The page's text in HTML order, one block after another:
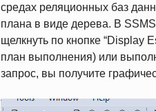
средах реляционных баз
плана в виде дерева. В
щелкнуть по кнопке “Display
план выполнения) или
запрос, вы получите